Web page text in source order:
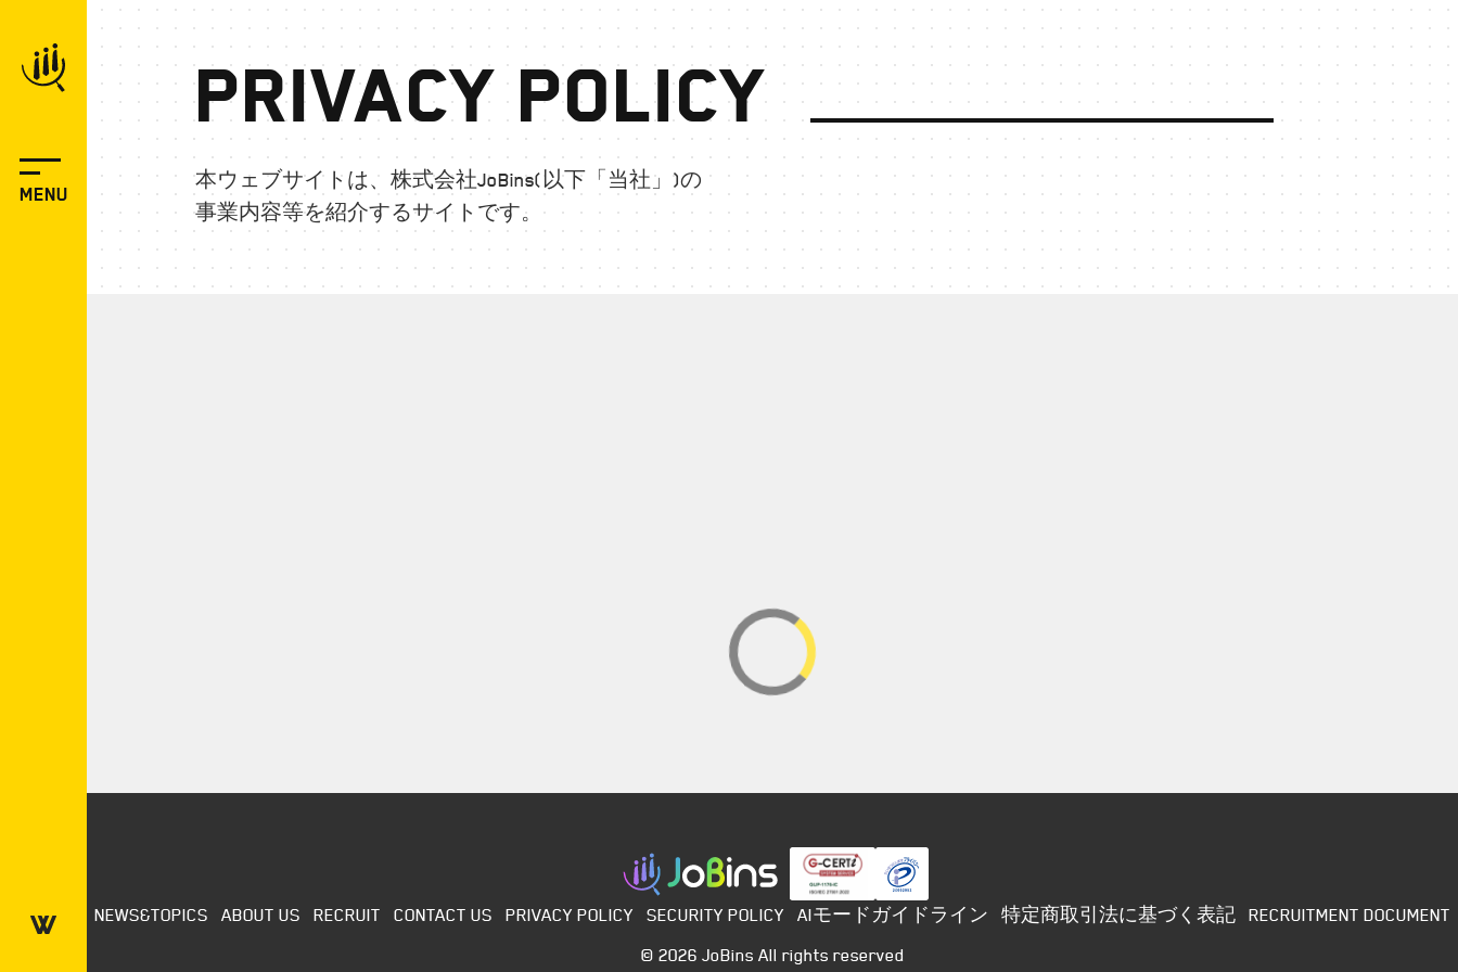
MENU
Privacy Policy
本ウェブサイトは、株式会社JoBins(以下「当社」)の
事業内容等を紹介するサイトです。
NEWS&TOPICS ABOUT US RECRUIT CONTACT US PRIVACY POLICY SECURITY POLICY AIモードガイドライン 特定商取引法に基づく表記 RECRUITMENT DOCUMENT
©️ 2026 JoBins All rights reserved